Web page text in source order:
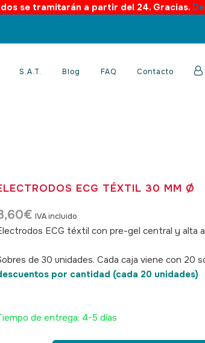
se tramitarán a partir del 24. Gracias.
S.A.T. Blog FAQ Contacto
ECG TÉXTIL 30 MM Ø
€ IVA incluido
ECG téxtil con pre-gel central y alta
de 30 unidades. Cada caja viene con 20
por cantidad (cada 20 unidades)
de entrega: 4-5 días